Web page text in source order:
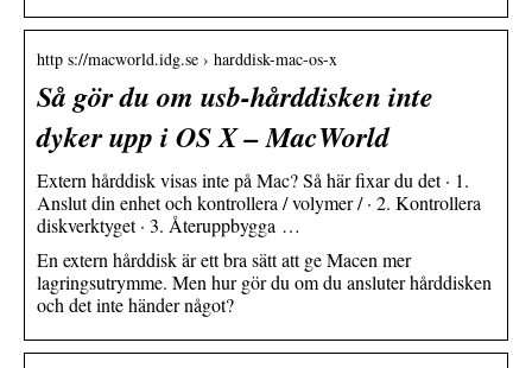
http s://macworld.idg.se › harddisk-mac-os-x
Så gör du om usb-hårddisken inte
dyker upp i OS X – MacWorld
Extern hårddisk visas inte på Mac? Så här fixar du det · 1.
Anslut din enhet och kontrollera / volymer / · 2. Kontrollera
diskverktyget · 3. Återuppbygga …
En extern hårddisk är ett bra sätt att ge Macen mer
lagringsutrymme. Men hur gör du om du ansluter hårddisken
och det inte händer något?